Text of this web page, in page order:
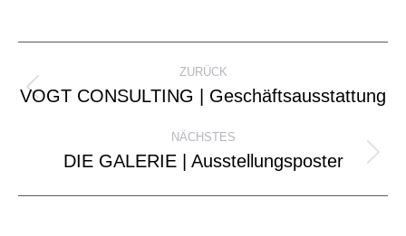
navigation
ZURÜCK
Previous
VOGT CONSULTING | Geschäftsausstattung
NÄCHSTES
Next
DIE GALERIE | Ausstellungsposter